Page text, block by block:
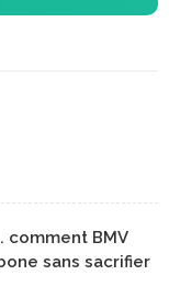
comment BMV
sans sacrifier